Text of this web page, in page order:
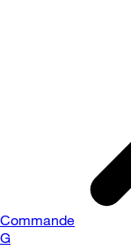
Commande
G